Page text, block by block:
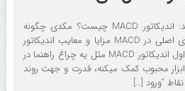
آنچه در این مطلب می‌خوانید: اندیکاتور MACD چیست؟ مکدی چگونه
محاسبه می شود؟ سیگنال های اصلی در MACD مزایا و معایب اندیکاتور
مکدی جمع بندی سوالات متداول اندیکاتور MACD مثل یه چراغ راهنما در
ابزار محبوب کمک میکنه، قدرت و جهت روند
“ورود […]